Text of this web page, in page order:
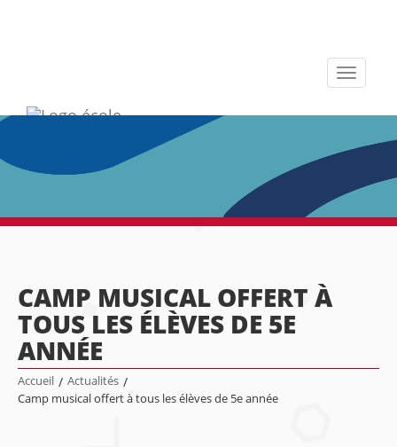
Toggle
CAMP MUSICAL OFFERT À
TOUS LES ÉLÈVES DE 5E
ANNÉE
Accueil / Actualités /
Camp musical offert à tous les élèves de 5e année